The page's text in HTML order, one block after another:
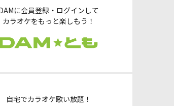
DAMに会員登録・ログインして
カラオケをもっと楽しもう！
自宅でカラオケ歌い放題！